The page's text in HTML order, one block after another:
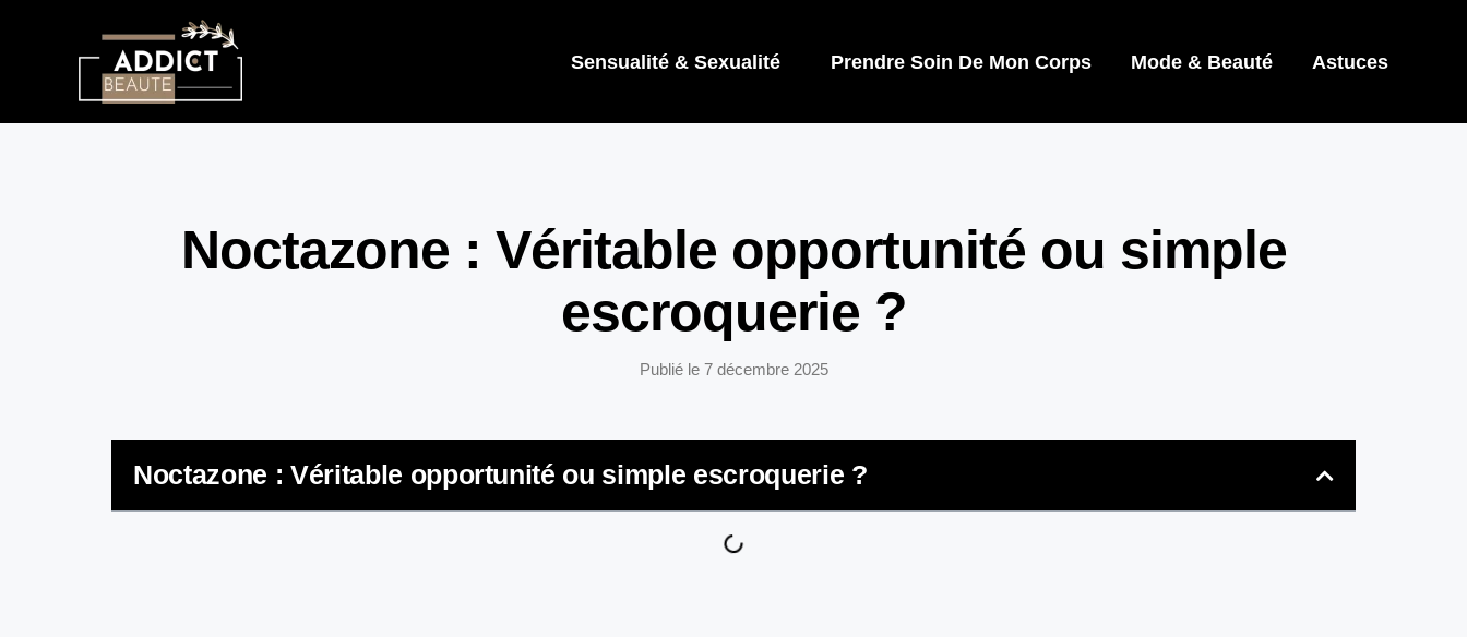
Sensualité & Sexualité Prendre Soin De Mon Corps Mode & Beauté Astuces
Noctazone : Véritable opportunité ou simple
escroquerie ?
Publié le 7 décembre 2025
Noctazone : Véritable opportunité ou simple escroquerie ?